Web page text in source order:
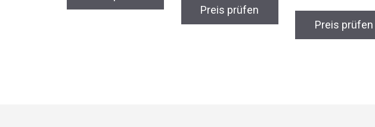
Preis prüfen
Preis prüfen
Preis prüfen